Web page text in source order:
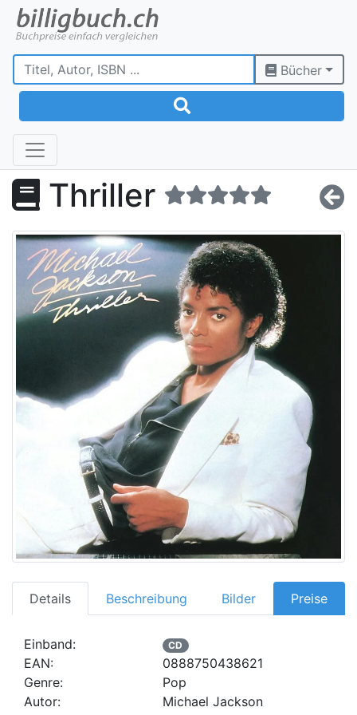
Bücher
Thriller
Details Beschreibung Bilder Preise
Einband: CD
EAN:
0888750438621
Genre:
Pop
Autor:
Michael Jackson